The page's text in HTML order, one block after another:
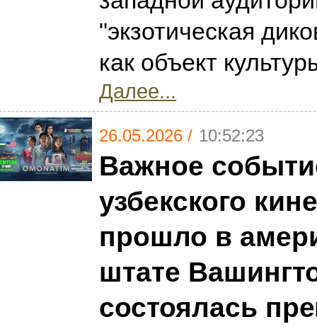
"экзотическая
как объект
Далее...
26.05.2026 / 10:52:23
Важное
узбекского
прошло в
штате
состоялась